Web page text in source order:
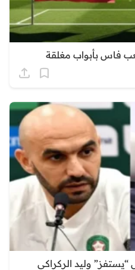
فاس بأبواب مغلقة
وليد الركراكي